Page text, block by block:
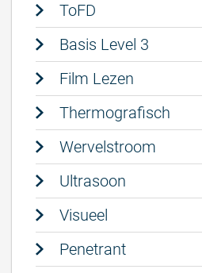
ToFD
Basis Level 3
Film Lezen
Thermografisch
Wervelstroom
Ultrasoon
Visueel
Penetrant